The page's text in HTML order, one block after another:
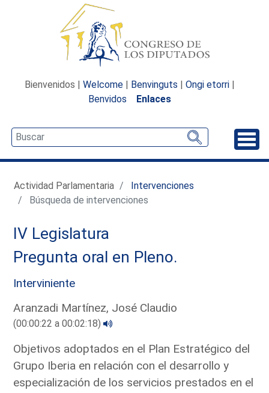
Bienvenidos | Welcome | Benvinguts | Ongi etorri |
Benvidos
Enlaces
Actividad Parlamentaria
Intervenciones
Búsqueda de intervenciones
IV Legislatura
Pregunta oral en Pleno.
Interviniente
Aranzadi Martínez, José Claudio
(00:00:22 a 00:02:18)
Objetivos adoptados en el Plan Estratégico del
Grupo Iberia en relación con el desarrollo y
especialización de los servicios prestados en el